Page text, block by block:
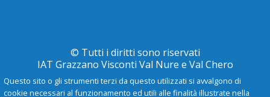
© Tutti i diritti sono riservati
IAT Grazzano Visconti Val Nure e Val Chero
Questo sito o gli strumenti terzi da questo utilizzati si avvalgono di
cookie necessari al funzionamento ed utili alle finalità illustrate nella